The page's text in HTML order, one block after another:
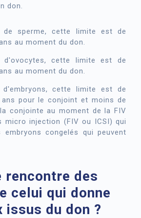
don.
sperme, cette limite est de
au moment du don.
cette limite est de
au moment du don.
cette limite est de
pour le conjoint et moins de
conjointe au moment de la FIV
micro injection (FIV ou ICSI) qui
congelés qui peuvent
rencontre des
celui qui donne
issus du don ?